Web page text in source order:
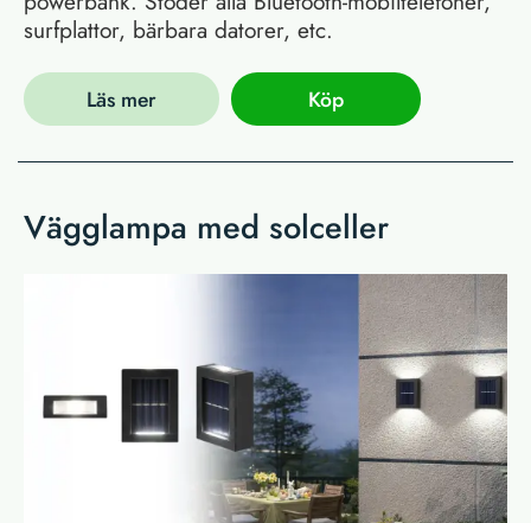
surfplattor, bärbara datorer, etc.
Läs mer Köp
Vägglampa med solceller